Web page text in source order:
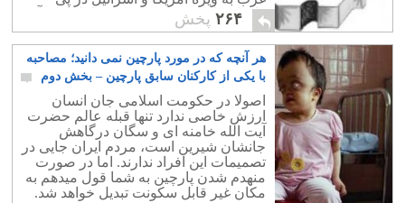
راههای تلافی هرچه زودتر و کامل تر برآیند.
۲۶۴ پخش
هر آنچه که در مورد پارچین نمی دانید؛ مصاحبه
با یکی از کارکنان سابق پارچین – بخش دوم
۳اصولا در حکومت اسلامی جان انسان
ارزش خاصی ندارد تنها قبله عالم حضرت
آیت الله خامنه ای و سگان درگاهش
جانشان شیرین است، مردم ایران جایی در
تصمیمات این افراد ندارند. اما در صورت
منهدم شدن پارچین به شما قول میدهم به
مکان غیر قابل سکونت تبدیل خواهد شد.